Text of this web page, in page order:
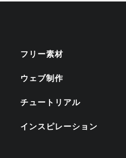
フリー素材
ウェブ制作
チュートリアル
インスピレーション